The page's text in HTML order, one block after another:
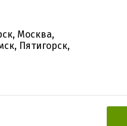
Москва,
Пятигорск,